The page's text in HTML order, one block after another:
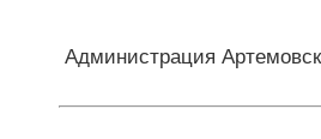
Администрация